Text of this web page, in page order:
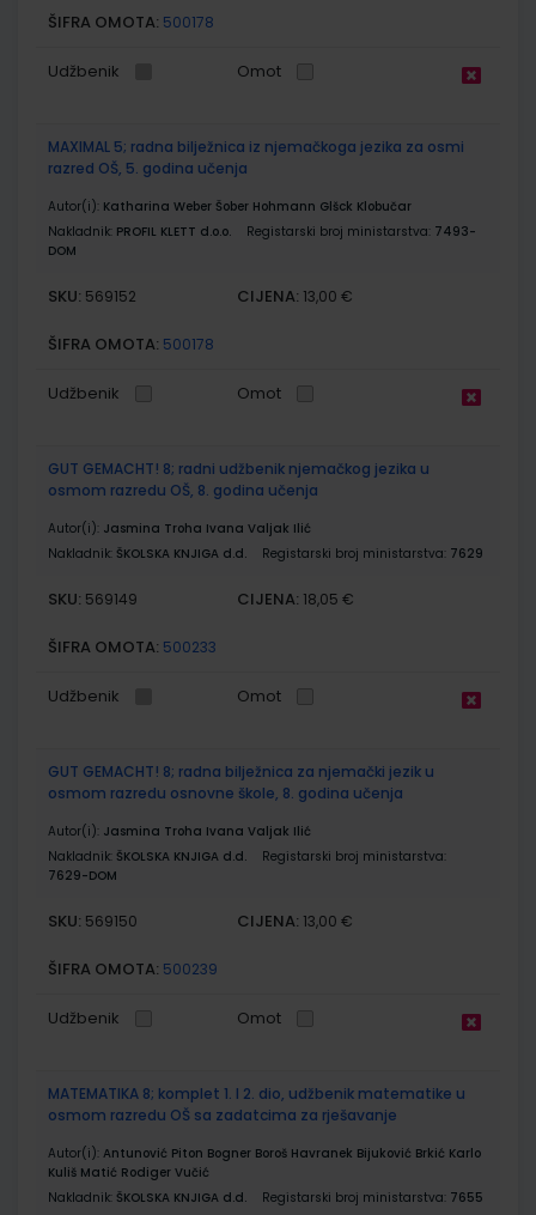
ŠIFRA OMOTA: 500178
Udžbenik Omot
MAXIMAL 5; radna bilježnica iz njemačkoga jezika za osmi
razred OŠ, 5. godina učenja
Autor(i): Katharina Weber Šober Hohmann Glšck Klobučar
Nakladnik: PROFIL KLETT d.o.o. Registarski broj ministarstva: 7493-
DOM
SKU: 569152 CIJENA: 13,00 €
ŠIFRA OMOTA: 500178
Udžbenik Omot
GUT GEMACHT! 8; radni udžbenik njemačkog jezika u
osmom razredu OŠ, 8. godina učenja
Autor(i): Jasmina Troha Ivana Valjak Ilić
Nakladnik: ŠKOLSKA KNJIGA d.d. Registarski broj ministarstva: 7629
SKU: 569149 CIJENA: 18,05 €
ŠIFRA OMOTA: 500233
Udžbenik Omot
GUT GEMACHT! 8; radna bilježnica za njemački jezik u
osmom razredu osnovne škole, 8. godina učenja
Autor(i): Jasmina Troha Ivana Valjak Ilić
Nakladnik: ŠKOLSKA KNJIGA d.d.
Registarski broj ministarstva:
7629-DOM
SKU: 569150 CIJENA: 13,00 €
ŠIFRA OMOTA: 500239
Udžbenik Omot
MATEMATIKA 8; komplet 1. I 2. dio, udžbenik matematike u
osmom razredu OŠ sa zadatcima za rješavanje
Autor(i): Antunović Piton Bogner Boroš Havranek Bijuković Brkić Karlo
Kuliš Matić Rodiger Vučić
Nakladnik: ŠKOLSKA KNJIGA d.d. Registarski broj ministarstva: 7655